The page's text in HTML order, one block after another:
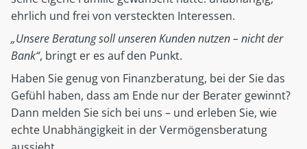
ehrlich und frei von versteckten Interessen.
„Unsere Beratung soll unseren Kunden nutzen – nicht der
Bank“, bringt er es auf den Punkt.
Haben Sie genug von Finanzberatung, bei der Sie das
Gefühl haben, dass am Ende nur der Berater gewinnt?
Dann melden Sie sich bei uns – und erleben Sie, wie
echte Unabhängigkeit in der Vermögensberatung